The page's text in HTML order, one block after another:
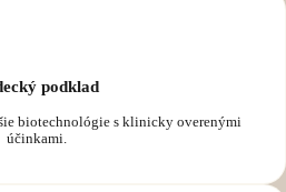
podklad
biotechnológie s klinicky overenými
účinkami.